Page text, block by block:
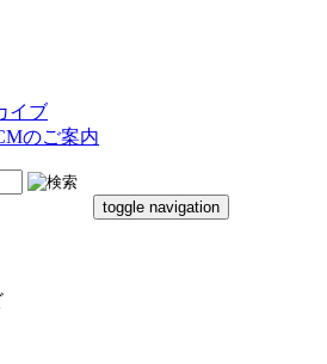
イブ
のご案内
toggle navigation